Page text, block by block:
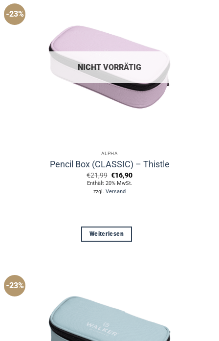
-23%
NICHT VORRÄTIG
ALPHA
Pencil Box (CLASSIC) – Thistle
€21,99 Ursprünglicher
Preis
war:
€21,99
€16,90Aktueller
Enthält 20% MwSt.
zzgl. Versand
Weiterlesen
-23%